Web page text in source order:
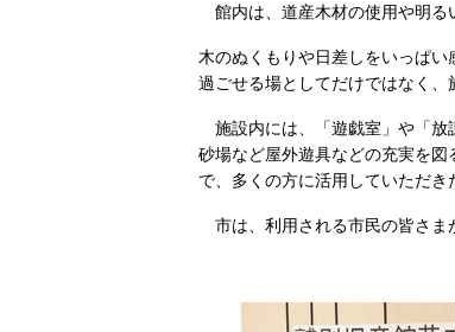
館内は、道産木材の使用や明る
木のぬくもりや日差しをいっぱ
過ごせる場としてだけではなく、
施設内には、「遊戯室」や「放
砂場など屋外遊具などの充実を
で、多くの方に活用していただき
市は、利用される市民の皆さま